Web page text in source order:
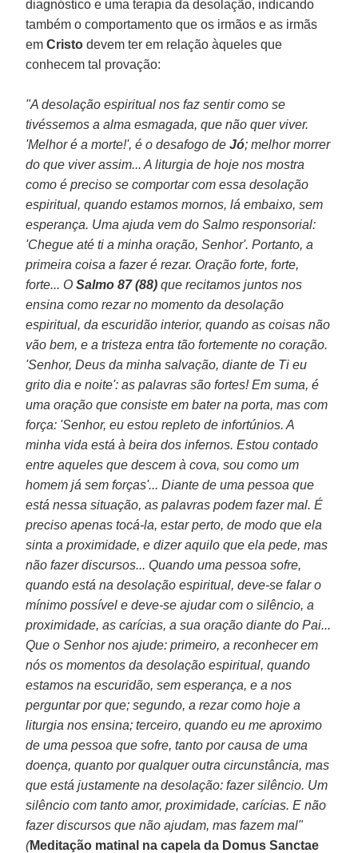
diagnóstico e uma terapia da desolação, indicando
também o comportamento que os irmãos e as irmãs
emCristo devem ter em relação àqueles que
conhecem tal provação:
"A desolação espiritual nos faz sentir como se
tivéssemos a alma esmagada, que não quer viver.
'Melhor é a morte!', é o desafogo deJó; melhor morrer
do que viver assim... A liturgia de hoje nos mostra
como é preciso se comportar com essa desolação
espiritual, quando estamos mornos, lá embaixo, sem
esperança. Uma ajuda vem do Salmo responsorial:
'Chegue até ti a minha oração, Senhor'. Portanto, a
primeira coisa a fazer é rezar. Oração forte, forte,
forte... OSalmo 87 (88) que recitamos juntos nos
ensina como rezar no momento da desolação
espiritual, da escuridão interior, quando as coisas não
vão bem, e a tristeza entra tão fortemente no coração.
'Senhor, Deus da minha salvação, diante de Ti eu
grito dia e noite': as palavras são fortes! Em suma, é
uma oração que consiste em bater na porta, mas com
força: 'Senhor, eu estou repleto de infortúnios. A
minha vida está à beira dos infernos. Estou contado
entre aqueles que descem à cova, sou como um
homem já sem forças'... Diante de uma pessoa que
está nessa situação, as palavras podem fazer mal. É
preciso apenas tocá-la, estar perto, de modo que ela
sinta a proximidade, e dizer aquilo que ela pede, mas
não fazer discursos... Quando uma pessoa sofre,
quando está na desolação espiritual, deve-se falar o
mínimo possível e deve-se ajudar com o silêncio, a
proximidade, as carícias, a sua oração diante do Pai...
Que o Senhor nos ajude: primeiro, a reconhecer em
nós os momentos da desolação espiritual, quando
estamos na escuridão, sem esperança, e a nos
perguntar por que; segundo, a rezar como hoje a
liturgia nos ensina; terceiro, quando eu me aproximo
de uma pessoa que sofre, tanto por causa de uma
doença, quanto por qualquer outra circunstância, mas
que está justamente na desolação: fazer silêncio. Um
silêncio com tanto amor, proximidade, carícias. E não
fazer discursos que não ajudam, mas fazem mal"
(Meditação matinal na capela da Domus Sanctae